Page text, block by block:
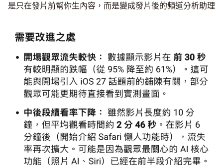
是只在發片前幫你生內容，而是變成發片後的頻道分析助理